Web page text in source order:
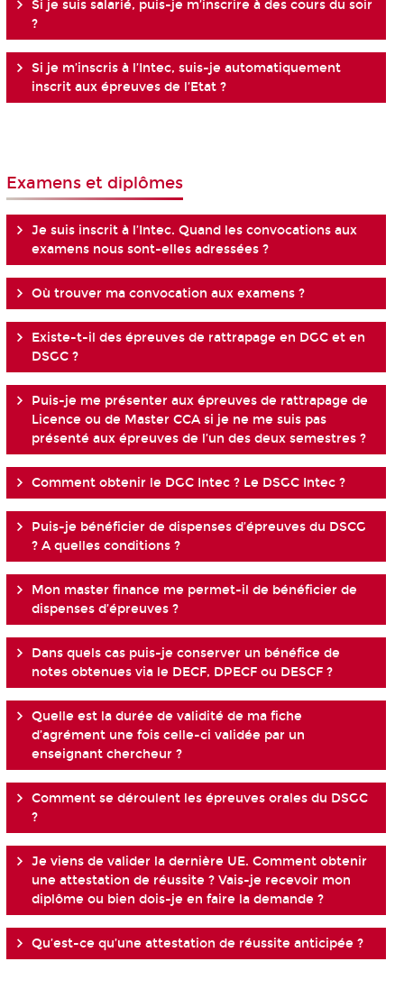
Si je suis salarié, puis-je m’inscrire à des cours du soir
?
Si je m’inscris à l’Intec, suis-je automatiquement
inscrit aux épreuves de l’Etat ?
Examens et diplômes
Je suis inscrit à l’Intec. Quand les convocations aux
examens nous sont-elles adressées ?
Où trouver ma convocation aux examens ?
Existe-t-il des épreuves de rattrapage en DGC et en
DSGC ?
Puis-je me présenter aux épreuves de rattrapage de
Licence ou de Master CCA si je ne me suis pas
présenté aux épreuves de l’un des deux semestres ?
Comment obtenir le DGC Intec ? Le DSGC Intec ?
Puis-je bénéficier de dispenses d’épreuves du DSCG
? A quelles conditions ?
Mon master finance me permet-il de bénéficier de
dispenses d’épreuves ?
Dans quels cas puis-je conserver un bénéfice de
notes obtenues via le DECF, DPECF ou DESCF ?
Quelle est la durée de validité de ma fiche
d’agrément une fois celle-ci validée par un
enseignant chercheur ?
Comment se déroulent les épreuves orales du DSGC
?
Je viens de valider la dernière UE. Comment obtenir
une attestation de réussite ? Vais-je recevoir mon
diplôme ou bien dois-je en faire la demande ?
Qu’est-ce qu’une attestation de réussite anticipée ?